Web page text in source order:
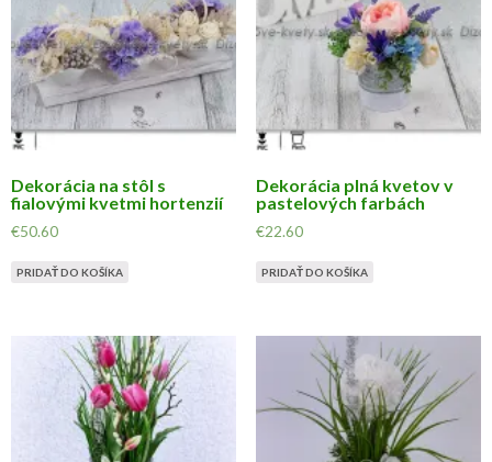
Dekorácia na stôl s
fialovými kvetmi hortenzií
€50.60
PRIDAŤ DO KOŠÍKA
Dekorácia plná kvetov v
pastelových farbách
€22.60
PRIDAŤ DO KOŠÍKA